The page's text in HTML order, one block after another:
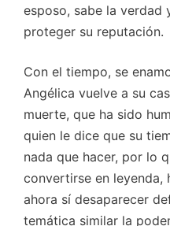
esposo, sabe la verdad
proteger su reputación.
Con el tiempo, se
Angélica vuelve a su
muerte, que ha sido
quien le dice que su
nada que hacer, por lo
convertirse en leyenda,
ahora sí desaparecer
temática similar la